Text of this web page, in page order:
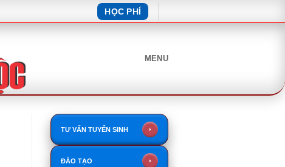
HỌC PHÍ
MENU
TƯ VẤN TUYỂN SINH
ĐÀO TẠO